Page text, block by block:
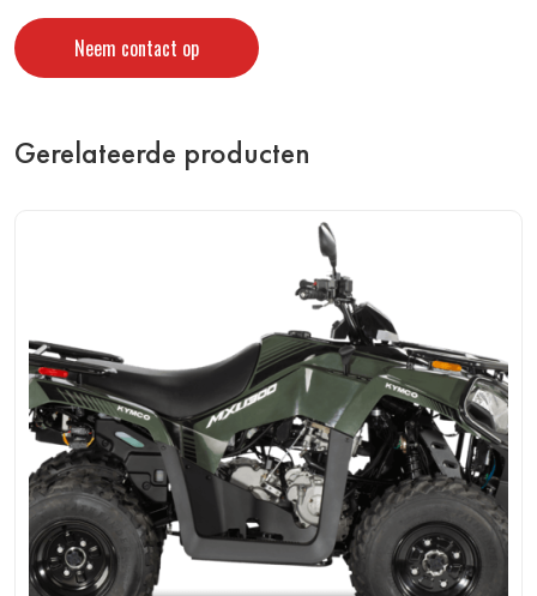
Neem contact op
Gerelateerde producten